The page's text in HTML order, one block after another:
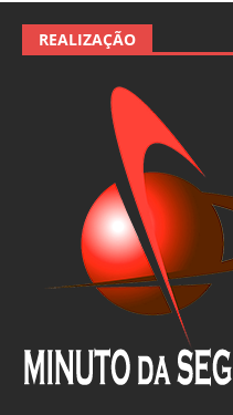
REALIZAÇÃO